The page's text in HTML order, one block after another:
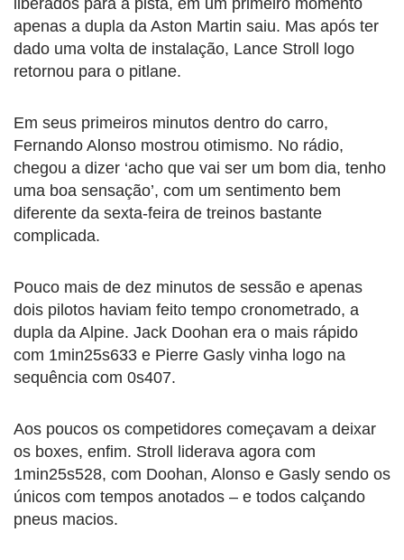
apenas a dupla da Aston Martin saiu. Mas após ter
dado uma volta de instalação, Lance Stroll logo
retornou para o pitlane.
Em seus primeiros minutos dentro do carro,
Fernando Alonso mostrou otimismo. No rádio,
chegou a dizer ‘acho que vai ser um bom dia, tenho
uma boa sensação’, com um sentimento bem
diferente da sexta-feira de treinos bastante
complicada.
Pouco mais de dez minutos de sessão e apenas
dois pilotos haviam feito tempo cronometrado, a
dupla da Alpine. Jack Doohan era o mais rápido
com 1min25s633 e Pierre Gasly vinha logo na
sequência com 0s407.
Aos poucos os competidores começavam a deixar
os boxes, enfim. Stroll liderava agora com
1min25s528, com Doohan, Alonso e Gasly sendo os
únicos com tempos anotados – e todos calçando
pneus macios.